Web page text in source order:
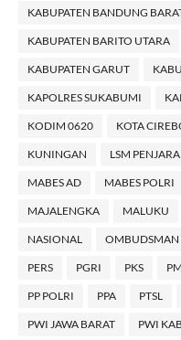
KABUPATEN BANDUNG
KABUPATEN BARITO UTARA
KABUPATEN GARUT
KAPOLRES SUKABUMI
KODIM 0620 KOTA
KUNINGAN LSM
MABES AD MABES POLRI
MAJALENGKA MALUKU
NASIONAL OMBUDSMAN
PERS PGRI PKS
PP POLRI PPA PTSL
PWI JAWA BARAT PWI